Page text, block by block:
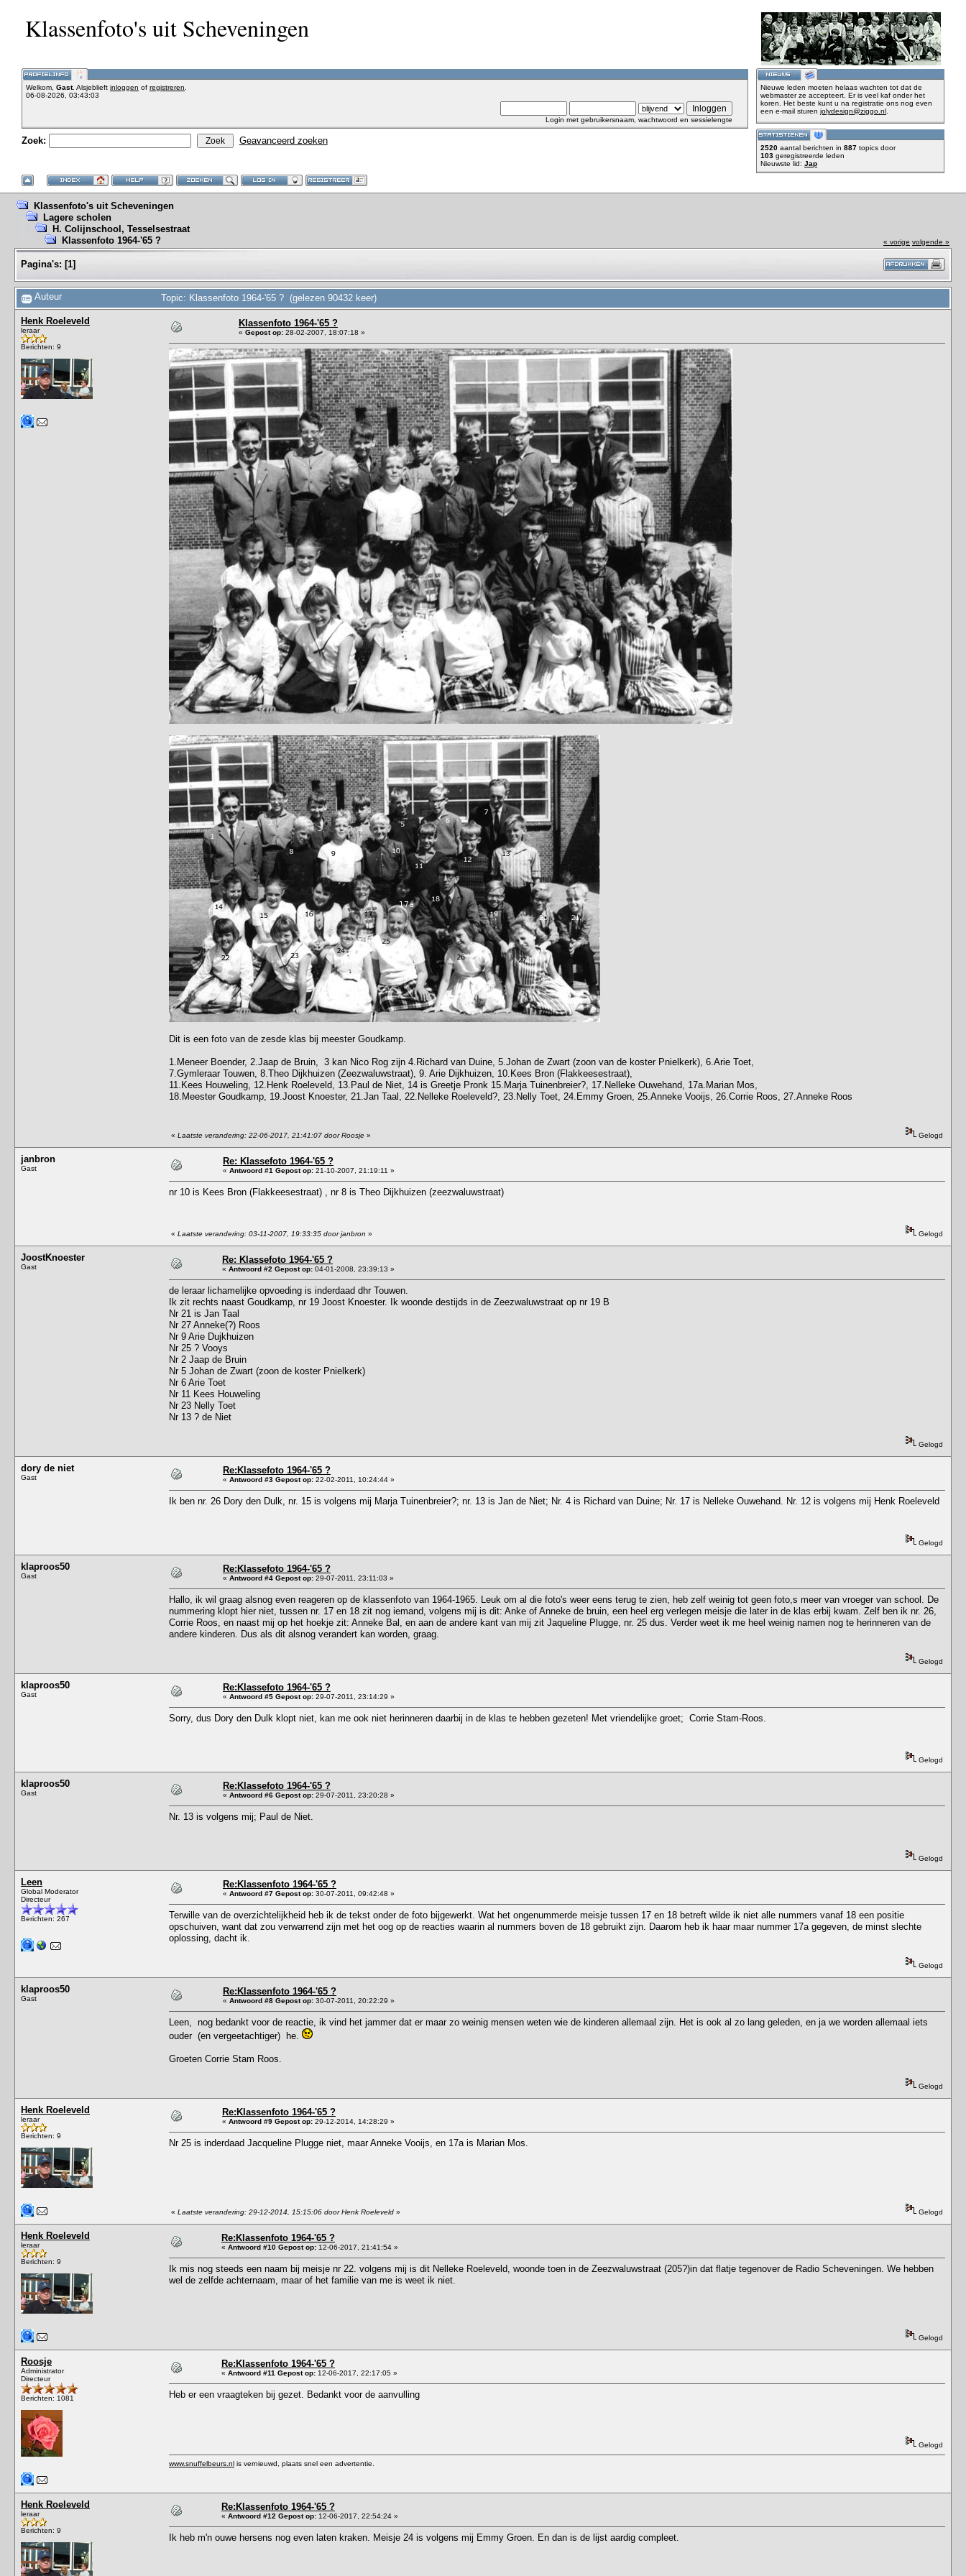
Klassenfoto's uit Scheveningen
Welkom, Gast. Alsjeblieft inloggen of registreren
06-08-2026, 03:43:03
Login met gebruikersnaam, wachtwoord en sessielengte
Zoek: Geavanceerd zoeken
Nieuwe leden moeten helaas wachten tot dat de
webmaster ze accepteert. Er is veel kaf onder het
koren. Het beste kunt u na registratie ons nog even
een e-mail sturen jolydesign@ziggo.nl
2520 aantal berichten in 887 topics door
103 geregistreerde leden
Nieuwste lid: Jap
Klassenfoto's uit Scheveningen
Lagere scholen
H. Colijnschool, Tesselsestraat
Klassenfoto 1964-'65 ?
« vorige volgende »
Pagina's: [1]
Auteur Topic: Klassenfoto 1964-'65 ? (gelezen 90432 keer)
Henk Roeleveld
leraar
Berichten: 9
Klassenfoto 1964-'65 ?
« Gepost op: 28-02-2007, 18:07:18 »
Dit is een foto van de zesde klas bij meester Goudkamp.
1.Meneer Boender, 2.Jaap de Bruin, 3 kan Nico Rog zijn 4.Richard van Duine, 5.Johan de Zwart (zoon van de koster Pnielkerk), 6.Arie Toet,
7.Gymleraar Touwen, 8.Theo Dijkhuizen (Zeezwaluwstraat), 9. Arie Dijkhuizen, 10.Kees Bron (Flakkeesestraat),
11.Kees Houweling, 12.Henk Roeleveld, 13.Paul de Niet, 14 is Greetje Pronk 15.Marja Tuinenbreier?, 17.Nelleke Ouwehand, 17a.Marian Mos,
18.Meester Goudkamp, 19.Joost Knoester, 21.Jan Taal, 22.Nelleke Roeleveld?, 23.Nelly Toet, 24.Emmy Groen, 25.Anneke Vooijs, 26.Corrie Roos, 27.Anneke Roos
« Laatste verandering: 22-06-2017, 21:41:07 door Roosje » Gelogd
janbron
Gast
Re: Klassefoto 1964-'65 ?
« Antwoord #1 Gepost op: 21-10-2007, 21:19:11 »
nr 10 is Kees Bron (Flakkeesestraat) , nr 8 is Theo Dijkhuizen (zeezwaluwstraat)
« Laatste verandering: 03-11-2007, 19:33:35 door janbron » Gelogd
JoostKnoester
Gast
Re: Klassefoto 1964-'65 ?
« Antwoord #2 Gepost op: 04-01-2008, 23:39:13 »
de leraar lichamelijke opvoeding is inderdaad dhr Touwen.
Ik zit rechts naast Goudkamp, nr 19 Joost Knoester. Ik woonde destijds in de Zeezwaluwstraat op nr 19 B
Nr 21 is Jan Taal
Nr 27 Anneke(?) Roos
Nr 9 Arie Dujkhuizen
Nr 25 ? Vooys
Nr 2 Jaap de Bruin
Nr 5 Johan de Zwart (zoon de koster Pnielkerk)
Nr 6 Arie Toet
Nr 11 Kees Houweling
Nr 23 Nelly Toet
Nr 13 ? de Niet
Gelogd
dory de niet
Gast
Re:Klassefoto 1964-'65 ?
« Antwoord #3 Gepost op: 22-02-2011, 10:24:44 »
Ik ben nr. 26 Dory den Dulk, nr. 15 is volgens mij Marja Tuinenbreier?; nr. 13 is Jan de Niet; Nr. 4 is Richard van Duine; Nr. 17 is Nelleke Ouwehand. Nr. 12 is volgens mij Henk Roeleveld
Gelogd
klaproos50
Gast
Re:Klassefoto 1964-'65 ?
« Antwoord #4 Gepost op: 29-07-2011, 23:11:03 »
Hallo, ik wil graag alsnog even reageren op de klassenfoto van 1964-1965. Leuk om al die foto's weer eens terug te zien, heb zelf weinig tot geen foto,s meer van vroeger van school. De
nummering klopt hier niet, tussen nr. 17 en 18 zit nog iemand, volgens mij is dit: Anke of Anneke de bruin, een heel erg verlegen meisje die later in de klas erbij kwam. Zelf ben ik nr. 26,
Corrie Roos, en naast mij op het hoekje zit: Anneke Bal, en aan de andere kant van mij zit Jaqueline Plugge, nr. 25 dus. Verder weet ik me heel weinig namen nog te herinneren van de
andere kinderen. Dus als dit alsnog verandert kan worden, graag.
Gelogd
klaproos50
Gast
Re:Klassefoto 1964-'65 ?
« Antwoord #5 Gepost op: 29-07-2011, 23:14:29 »
Sorry, dus Dory den Dulk klopt niet, kan me ook niet herinneren daarbij in de klas te hebben gezeten! Met vriendelijke groet; Corrie Stam-Roos.
Gelogd
klaproos50
Gast
Re:Klassefoto 1964-'65 ?
« Antwoord #6 Gepost op: 29-07-2011, 23:20:28 »
Nr. 13 is volgens mij; Paul de Niet.
Gelogd
Leen
Global Moderator
Directeur
Berichten: 267
Re:Klassenfoto 1964-'65 ?
« Antwoord #7 Gepost op: 30-07-2011, 09:42:48 »
Terwille van de overzichtelijkheid heb ik de tekst onder de foto bijgewerkt. Wat het ongenummerde meisje tussen 17 en 18 betreft wilde ik niet alle nummers vanaf 18 een positie
opschuiven, want dat zou verwarrend zijn met het oog op de reacties waarin al nummers boven de 18 gebruikt zijn. Daarom heb ik haar maar nummer 17a gegeven, de minst slechte
oplossing, dacht ik.
Gelogd
klaproos50
Gast
Re:Klassenfoto 1964-'65 ?
« Antwoord #8 Gepost op: 30-07-2011, 20:22:29 »
Leen, nog bedankt voor de reactie, ik vind het jammer dat er maar zo weinig mensen weten wie de kinderen allemaal zijn. Het is ook al zo lang geleden, en ja we worden allemaal iets
ouder (en vergeetachtiger) he.
Groeten Corrie Stam Roos.
Gelogd
Henk Roeleveld
leraar
Berichten: 9
Re:Klassenfoto 1964-'65 ?
« Antwoord #9 Gepost op: 29-12-2014, 14:28:29 »
Nr 25 is inderdaad Jacqueline Plugge niet, maar Anneke Vooijs, en 17a is Marian Mos.
« Laatste verandering: 29-12-2014, 15:15:06 door Henk Roeleveld » Gelogd
Henk Roeleveld
leraar
Berichten: 9
Re:Klassenfoto 1964-'65 ?
« Antwoord #10 Gepost op: 12-06-2017, 21:41:54 »
Ik mis nog steeds een naam bij meisje nr 22. volgens mij is dit Nelleke Roeleveld, woonde toen in de Zeezwaluwstraat (205?)in dat flatje tegenover de Radio Scheveningen. We hebben
wel de zelfde achternaam, maar of het familie van me is weet ik niet.
Gelogd
Roosje
Administrator
Directeur
Berichten: 1081
Re:Klassenfoto 1964-'65 ?
« Antwoord #11 Gepost op: 12-06-2017, 22:17:05 »
Heb er een vraagteken bij gezet. Bedankt voor de aanvulling
Gelogd
www.snuffelbeurs.nl is vernieuwd, plaats snel een advertentie.
Henk Roeleveld
leraar
Berichten: 9
Re:Klassenfoto 1964-'65 ?
« Antwoord #12 Gepost op: 12-06-2017, 22:54:24 »
Ik heb m'n ouwe hersens nog even laten kraken. Meisje 24 is volgens mij Emmy Groen. En dan is de lijst aardig compleet.